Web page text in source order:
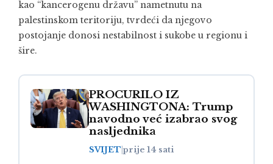
kao “kancerogenu državu” nametnutu na
palestinskom teritoriju, tvrdeći da njegovo
postojanje donosi nestabilnost i sukobe u regionu i
šire.
PROCURILO IZ
WASHINGTONA: Trump
navodno već izabrao svog
nasljednika
SVIJET prije 14 sati